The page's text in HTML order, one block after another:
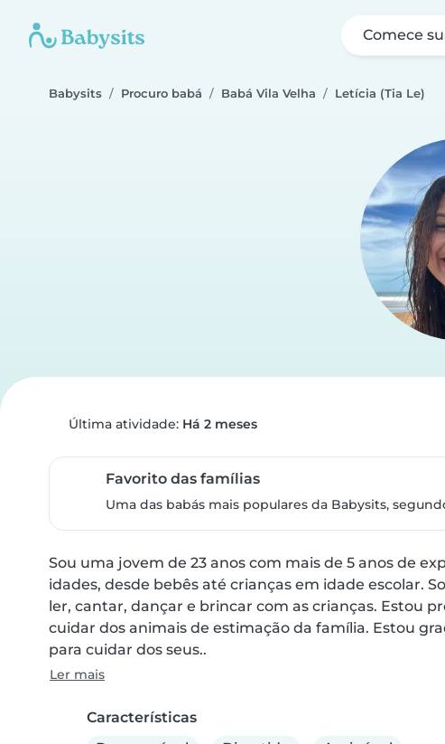
Comece
Babysits Procuro babá Babá Vila Velha Letícia (Tia Le)
Última atividade: Há 2 meses
Favorito das famílias
Uma das babás mais populares da Babysits,
Sou uma jovem de 23 anos com mais de 5 anos de
idades, desde bebês até crianças em idade escolar.
ler, cantar, dançar e brincar com as crianças. Estou
cuidar dos animais de estimação da família. Estou
para cuidar dos seus..
Ler mais
Características